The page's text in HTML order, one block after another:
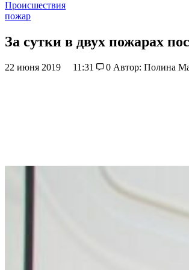
Происшествия
пожар
За сутки в двух пожарах
22 июня 2019 11:31 0 Автор: Полина